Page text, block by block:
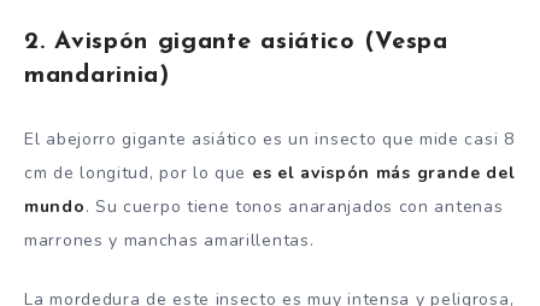
2. Avispón gigante asiático (Vespa
mandarinia)
El abejorro gigante asiático es un insecto que mide casi 8
cm de longitud, por lo que es el avispón más grande del
mundo. Su cuerpo tiene tonos anaranjados con antenas
marrones y manchas amarillentas.
La mordedura de este insecto es muy intensa y peligrosa,